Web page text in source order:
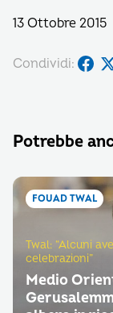
13 Ottobre 2015
Condividi:
Potrebbe
FOUAD TWAL
Twal: “Alcuni
celebrazioni”
Medio